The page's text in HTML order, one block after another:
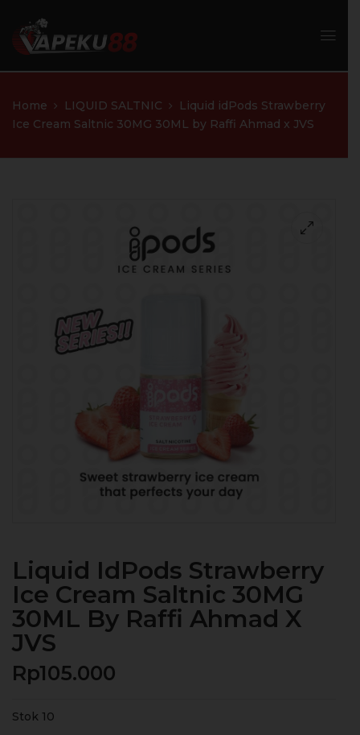
Home LIQUID SALTNIC
Liquid idPods Strawberry
Ice Cream Saltnic 30MG 30ML by Raffi Ahmad x JVS
Liquid IdPods Strawberry
Ice Cream Saltnic 30MG
30ML By Raffi Ahmad X
JVS
Rp105.000
Stok 10